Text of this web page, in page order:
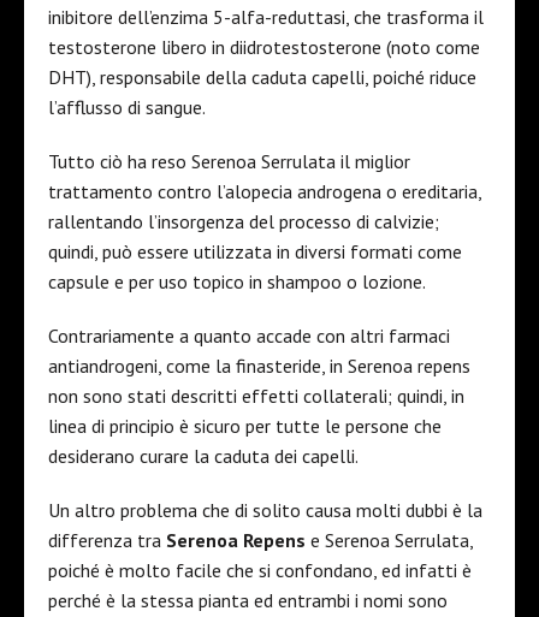
inibitore dell’enzima 5-alfa-reduttasi, che trasforma il
testosterone libero in diidrotestosterone (noto come
DHT), responsabile della caduta capelli, poiché riduce
l’afflusso di sangue.
Tutto ciò ha reso Serenoa Serrulata il miglior
trattamento contro l’alopecia androgena o ereditaria,
rallentando l’insorgenza del processo di calvizie;
quindi, può essere utilizzata in diversi formati come
capsule e per uso topico in shampoo o lozione.
Contrariamente a quanto accade con altri farmaci
antiandrogeni, come la finasteride, in Serenoa repens
non sono stati descritti effetti collaterali; quindi, in
linea di principio è sicuro per tutte le persone che
desiderano curare la caduta dei capelli.
Un altro problema che di solito causa molti dubbi è la
differenza tra Serenoa Repens e Serenoa Serrulata,
poiché è molto facile che si confondano, ed infatti è
perché è la stessa pianta ed entrambi i nomi sono